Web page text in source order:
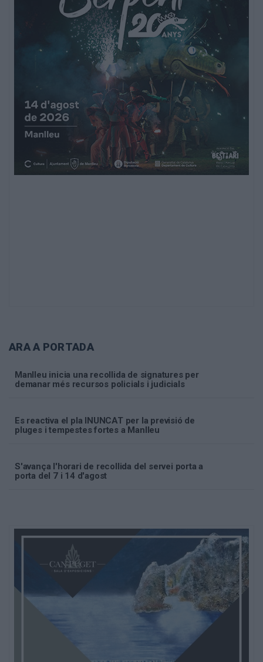
ARA A PORTADA
Manlleu inicia una recollida de signatures per
demanar més recursos policials i judicials
Es reactiva el pla INUNCAT per la previsió de
pluges i tempestes fortes a Manlleu
S'avança l'horari de recollida del servei porta a
porta del 7 i 14 d'agost